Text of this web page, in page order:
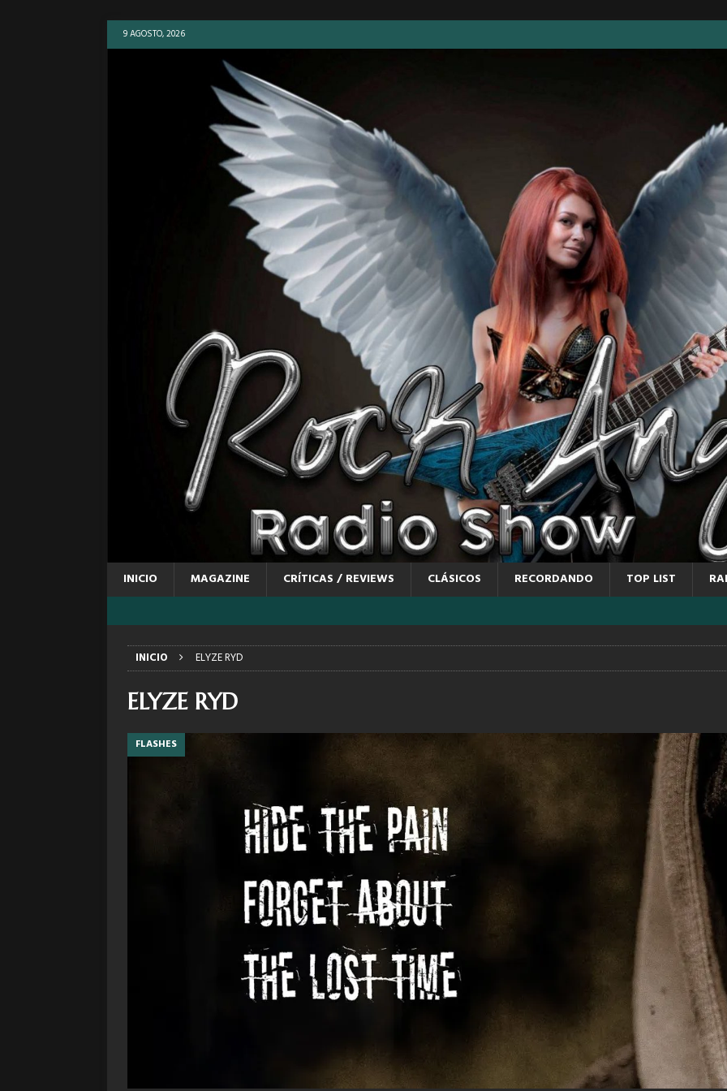
9 AGOSTO, 2026
INICIO MAGAZINE CRÍTICAS / REVIEWS CLÁSICOS RECORDANDO TOP LIST
INICIO ELYZE RYD
ELYZE RYD
FLASHES